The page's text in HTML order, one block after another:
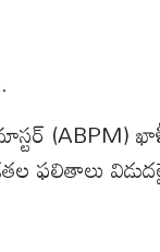
(ABPM)
ఫలితాలు